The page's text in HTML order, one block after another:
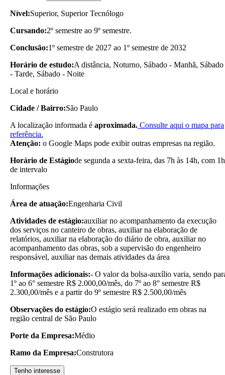
Nível:Superior, Superior Tecnólogo
Cursando:2º semestre ao 9º semestre.
Conclusão:1º semestre de 2027 ao 1º semestre de 2032
Horário de estudo:A distância, Noturno, Sábado - Manhã, Sábado
- Tarde, Sábado - Noite
Local e horário
Cidade / Bairro:São Paulo
A localização informada é aproximada. Consulte aqui o mapa para
referência.
Atenção: o Google Maps pode exibir outras empresas na região.
Horário de Estágiode segunda a sexta-feira, das 7h às 14h, com 1h
de intervalo
Informações
Área de atuação:Engenharia Civil
Atividades de estágio:auxiliar no acompanhamento da execução
dos serviços no canteiro de obras, auxiliar na elaboração de
relatórios, auxiliar na elaboração do diário de obra, auxiliar no
acompanhamento das obras, sob a supervisão do engenheiro
responsável, auxiliar nas demais atividades da área
Informações adicionais:- O valor da bolsa-auxílio varia, sendo
1º ao 6° semestre R$ 2.000,00/mês, do 7º ao 8° semestre R$
2.300,00/mês e a partir do 9º semestre R$ 2.500,00/mês
Observações do estágio:O estágio será realizado em obras na
região central de São Paulo
Porte da Empresa:Médio
Ramo da Empresa:Construtora
Tenho interesse